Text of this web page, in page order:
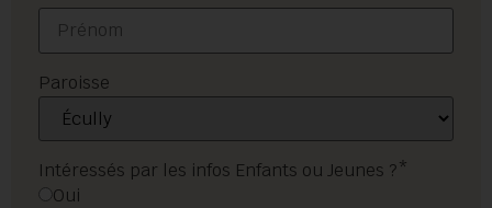
Paroisse
Intéressés par les infos Enfants ou Jeunes ?*
Oui